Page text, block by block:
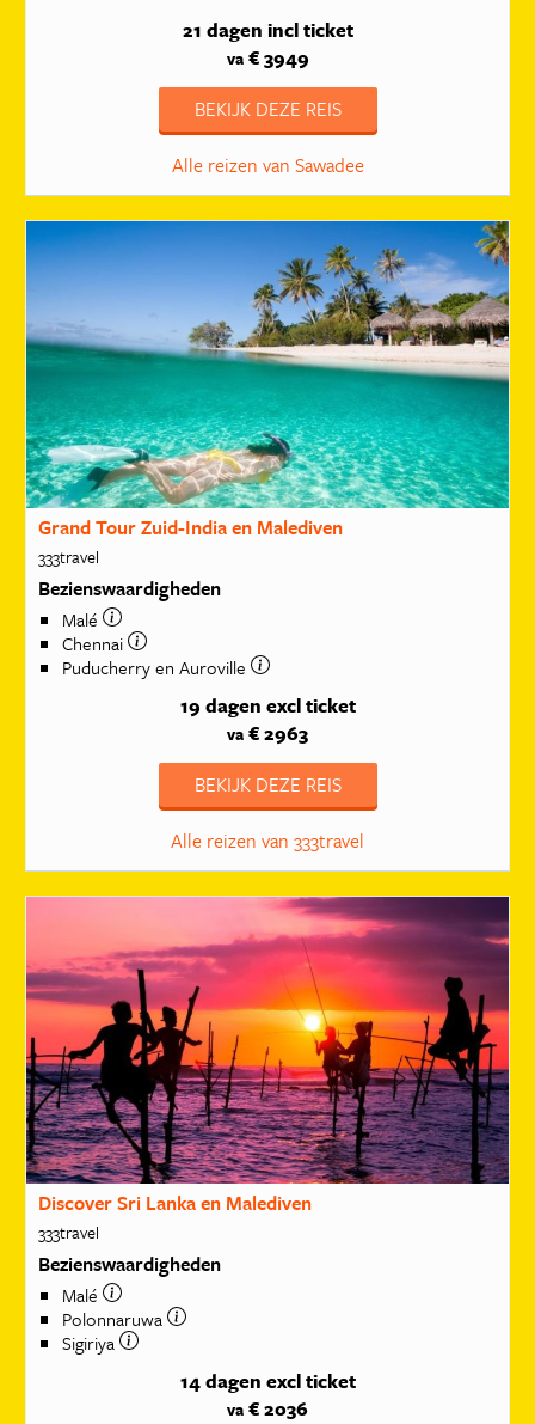
21 dagen incl ticket
va€ 3949
BEKIJK DEZE REIS
Alle reizen van Sawadee
Grand Tour Zuid-India en Malediven
333travel
Bezienswaardigheden
Malé
Chennai
Puducherry en Auroville
19 dagen excl ticket
va € 2963
BEKIJK DEZE REIS
Alle reizen van 333travel
Discover Sri Lanka en Malediven
333travel
Bezienswaardigheden
Malé
Polonnaruwa
Sigiriya
14 dagen excl ticket
va € 2036